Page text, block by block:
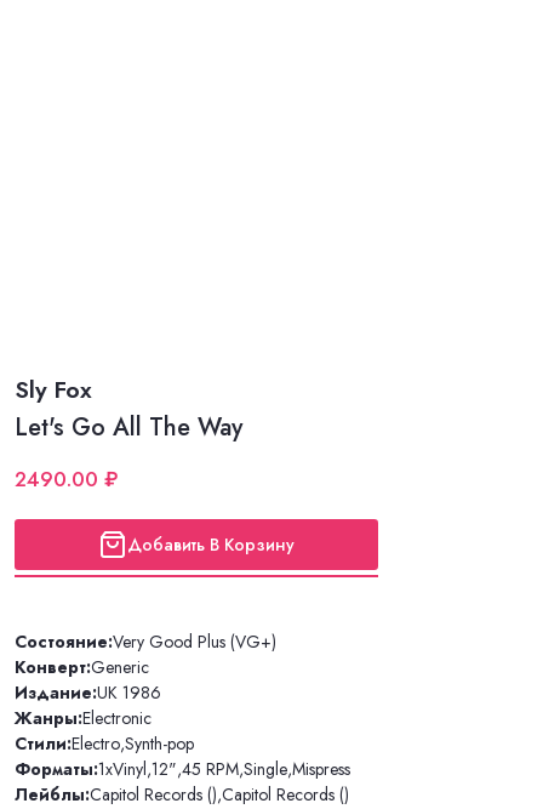
Sly Fox
Let's Go All The Way
2490.00 ₽
Добавить В Корзину
Состояние:Very Good Plus (VG+)
Конверт:Generic
Издание:UK 1986
Жанры:Electronic
Стили:Electro,Synth-pop
Форматы:1xVinyl,12",45 RPM,Single,Mispress
Лейблы:Capitol Records (),Capitol Records ()